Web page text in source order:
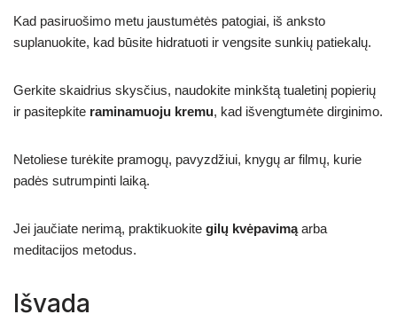
Kad pasiruošimo metu jaustumėtės patogiai, iš anksto
suplanuokite, kad būsite hidratuoti ir vengsite sunkių patiekalų.
Gerkite skaidrius skysčius, naudokite minkštą tualetinį popierių
ir pasitepkite raminamuoju kremu, kad išvengtumėte dirginimo.
Netoliese turėkite pramogų, pavyzdžiui, knygų ar filmų, kurie
padės sutrumpinti laiką.
Jei jaučiate nerimą, praktikuokite gilų kvėpavimąarba
meditacijos metodus.
Išvada